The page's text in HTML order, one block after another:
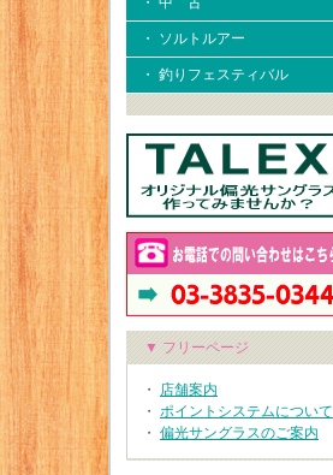
・ ソルトルアー
・ 釣りフェスティバル
▼ フリーページ
・ 店舗案内
・ ポイントシステムについて
・ 偏光サングラスのご案内